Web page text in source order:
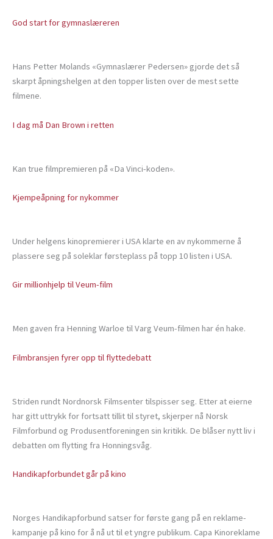
God start for gymnaslæreren
Hans Petter Molands «Gymnaslærer Pedersen» gjorde det så
skarpt åpningshelgen at den topper listen over de mest sette
filmene.
I dag må Dan Brown i retten
Kan true filmpremieren på «Da Vinci-koden».
Kjempeåpning for nykommer
Under helgens kinopremierer i USA klarte en av nykommerne å
plassere seg på soleklar førsteplass på topp 10 listen i USA.
Gir millionhjelp til Veum-film
Men gaven fra Henning Warloe til Varg Veum-filmen har én hake.
Filmbransjen fyrer opp til flyttedebatt
Striden rundt Nordnorsk Filmsenter tilspisser seg. Etter at eierne
har gitt uttrykk for fortsatt tillit til styret, skjerper nå Norsk
Filmforbund og Produsentforeningen sin kritikk. De blåser nytt liv i
debatten om flytting fra Honningsvåg.
Handikapforbundet går på kino
Norges Handikapforbund satser for første gang på en reklame-
kampanje på kino for å nå ut til et yngre publikum. Capa Kinoreklame